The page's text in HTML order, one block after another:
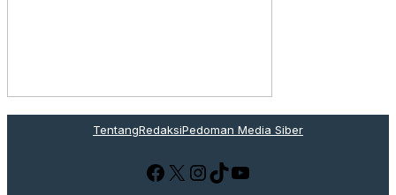
TentangRedaksiPedoman Media Siber
Facebook
X Instagram
TikTok
YouTube